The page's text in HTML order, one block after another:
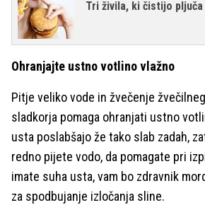
Tri živila, ki čistijo
Ohranjajte ustno votlino vlažno
Pitje veliko vode in žvečenje
sladkorja pomaga ohranjati ustno
usta poslabšajo že tako slab zadah,
redno pijete vodo, da pomagate pri
imate suha usta, vam bo zdravnik
za spodbujanje izločanja sline.